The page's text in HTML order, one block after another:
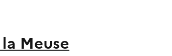
Meuse